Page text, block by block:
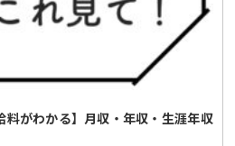
料がわかる】月収・年収・生涯年収